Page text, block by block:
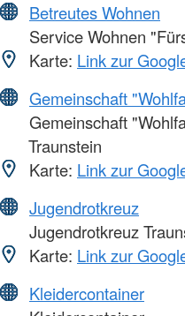
Betreutes Wohnen
Service Wohnen
Karte: Link zur
Gemeinschaft
Gemeinschaft
Traunstein
Karte: Link zur
Jugendrotkreuz
Jugendrotkreuz
Karte: Link zur
Kleidercontainer